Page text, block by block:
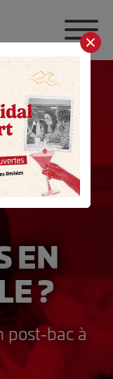
EN
?
post-bac à